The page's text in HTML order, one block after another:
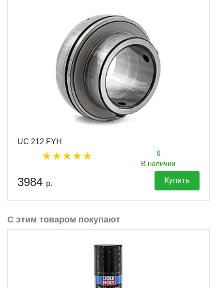
UC 212 FYH
6
В наличии
3984 р. Купить
С этим товаром покупают